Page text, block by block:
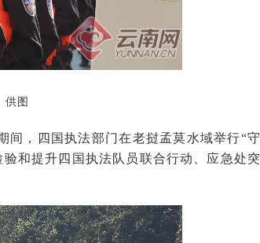
供图
间，四国执法部门在老挝孟莫水域举行“守
和提升四国执法队员联合行动、应急处突